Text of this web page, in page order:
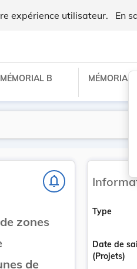
expérience utilisateur. En
MÉMORIAL B MÉMORIAL C
notifications_none
zones
de
Type
Date de
(Projets)